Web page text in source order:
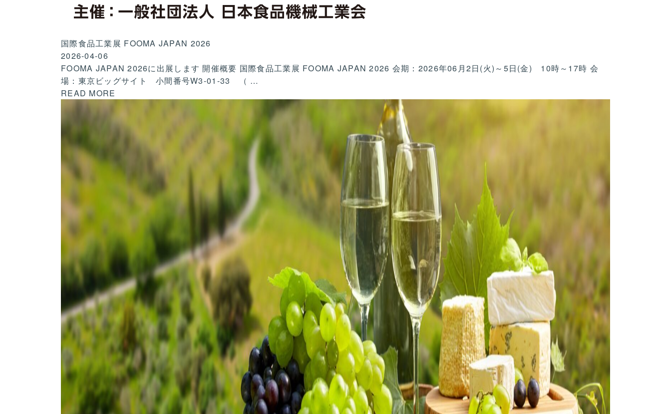
国際食品工業展 FOOMA JAPAN 2026
2026-04-06
FOOMA JAPAN 2026に出展します 開催概要 国際食品工業展 FOOMA JAPAN 2026 会期：2026年06月2日(火)～5日(金) 10時～17時 会
場：東京ビッグサイト 小間番号W3-01-33 （ …
READ MORE